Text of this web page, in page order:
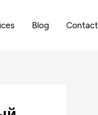
Blog Contact